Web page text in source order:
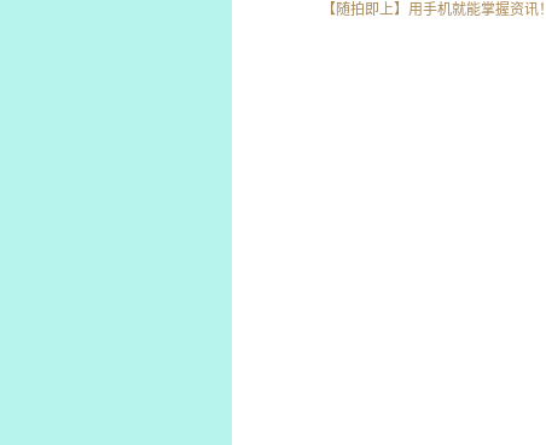
【随拍即上】用手机就能掌握资讯！